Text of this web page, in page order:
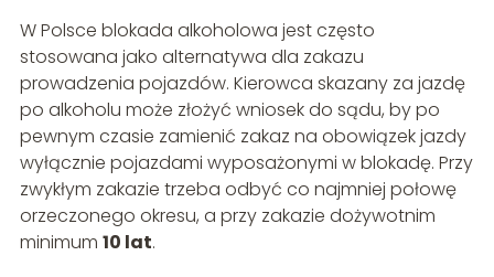
W Polsce blokada alkoholowa jest często
stosowana jako alternatywa dla zakazu
prowadzenia pojazdów. Kierowca skazany za jazdę
po alkoholu może złożyć wniosek do sądu, by po
pewnym czasie zamienić zakaz na obowiązek jazdy
wyłącznie pojazdami wyposażonymi w blokadę. Przy
zwykłym zakazie trzeba odbyć co najmniej połowę
orzeczonego okresu, a przy zakazie dożywotnim
minimum 10 lat.